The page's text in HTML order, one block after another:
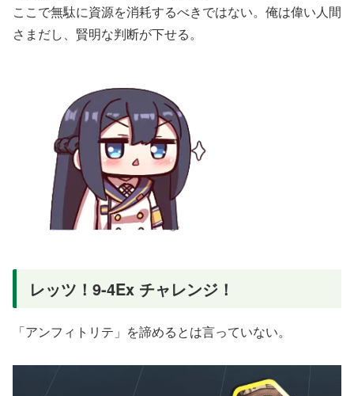
ここで無駄に資源を消耗するべきではない。俺は偉い人間
さまだし、賢明な判断が下せる。
レッツ！9-4Ex チャレンジ！
「アンフィトリテ」を諦めるとは言っていない。